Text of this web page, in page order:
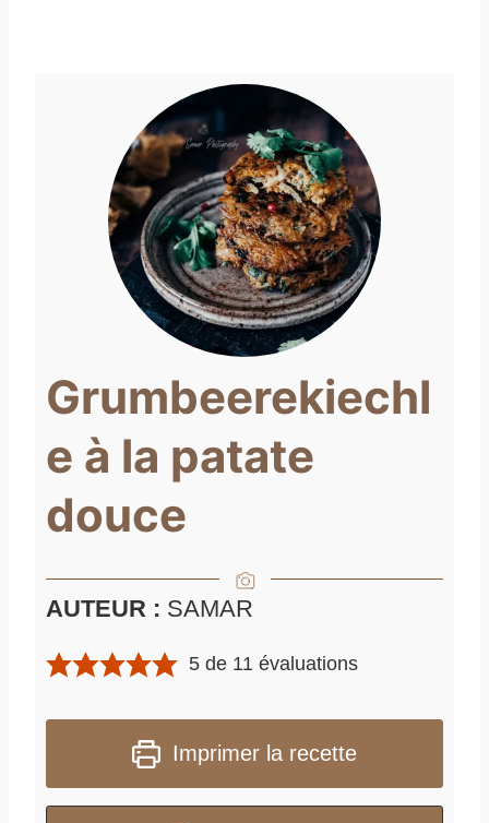
Grumbeerekiechl
e à la patate
douce
AUTEUR : SAMAR
5 de 11 évaluations
Imprimer la recette